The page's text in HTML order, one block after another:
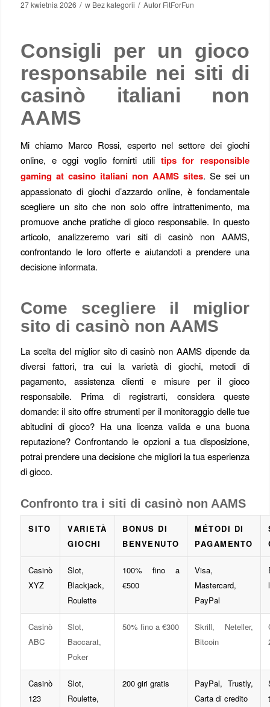
27 kwietnia 2026 / w Bez kategorii / Autor FitForFun
Consigli per un gioco
responsabile nei siti di
casinò italiani non
AAMS
Mi chiamo Marco Rossi, esperto nel settore dei giochi
online, e oggi voglio fornirti utili tips for responsible
gaming at casino italiani non AAMS sites. Se sei un
appassionato di giochi d’azzardo online, è fondamentale
scegliere un sito che non solo offre intrattenimento, ma
promuove anche pratiche di gioco responsabile. In questo
articolo, analizzeremo vari siti di casinò non AAMS,
confrontando le loro offerte e aiutandoti a prendere una
decisione informata.
Come scegliere il miglior
sito di casinò non AAMS
La scelta del miglior sito di casinò non AAMS dipende da
diversi fattori, tra cui la varietà di giochi, metodi di
pagamento, assistenza clienti e misure per il gioco
responsabile. Prima di registrarti, considera queste
domande: il sito offre strumenti per il monitoraggio delle tue
abitudini di gioco? Ha una licenza valida e una buona
reputazione? Confrontando le opzioni a tua disposizione,
potrai prendere una decisione che migliori la tua esperienza
di gioco.
Confronto tra i siti di casinò non AAMS
SITO
VARIETÀ
GIOCHI
BONUS DI
BENVENUTO
MÉTODI DI
PAGAMENTO
Casinò
XYZ
Slot,
Blackjack,
Roulette
100% fino a
€500
Visa,
Mastercard,
PayPal
Casinò
ABC
Slot,
Baccarat,
Poker
50% fino a €300
Skrill, Neteller,
Bitcoin
Casinò
123
Slot,
Roulette,
200 giri gratis
PayPal, Trustly,
Carta di credito